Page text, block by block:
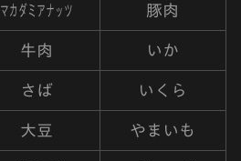
マカダミアナッツ 豚肉
牛肉 いか
さば いくら
大豆 やまいも